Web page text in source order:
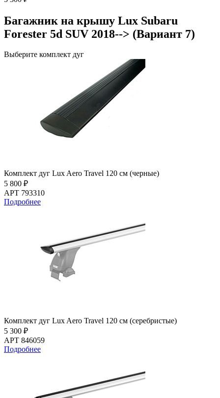
Багажник на крышу Lux Subaru
Forester 5d SUV 2018--> (Вариант 7)
Выберите комплект дуг
Комплект дуг Lux Aero Travel 120 см (черные)
5 800 ₽
АРТ 793310
Подробнее
Комплект дуг Lux Aero Travel 120 см (серебристые)
5 300 ₽
АРТ 846059
Подробнее